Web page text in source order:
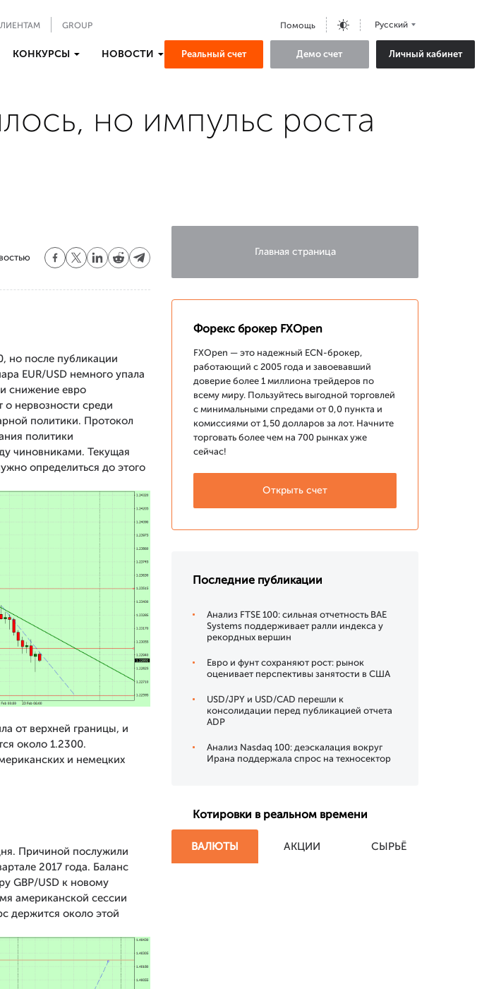
GROUP Помощь Русский
КОНКУРСЫ НОВОСТИ Реальный счет Демо счет Личный кабинет
но импульс роста
но после публикации
EUR/USD немного упала
снижение евро
о нервозности среди
политики. Протокол
политики
чиновниками. Текущая
определиться до этого
от верхней границы, и
около 1.2300.
и немецких
Причиной послужили
2017 года. Баланс
GBP/USD к новому
американской сессии
держится около этой
Главная страница
Форекс брокер FXOpen
FXOpen — это надежный ECN-брокер,
работающий с 2005 года и завоевавший
доверие более 1 миллиона трейдеров по
всему миру. Пользуйтесь выгодной торговлей
с минимальными спредами от 0,0 пункта и
комиссиями от 1,50 долларов за лот. Начните
торговать более чем на 700 рынках уже
сейчас!
Открыть счет
Последние публикации
Анализ FTSE 100: сильная отчетность BAE
Systems поддерживает ралли индекса у
рекордных вершин
Евро и фунт сохраняют рост: рынок
оценивает перспективы занятости в США
USD/JPY и USD/CAD перешли к
консолидации перед публикацией отчета
ADP
Анализ Nasdaq 100: деэскалация вокруг
Ирана поддержала спрос на техносектор
Котировки в реальном времени
ВАЛЮТЫ АКЦИИ СЫРЬЁ